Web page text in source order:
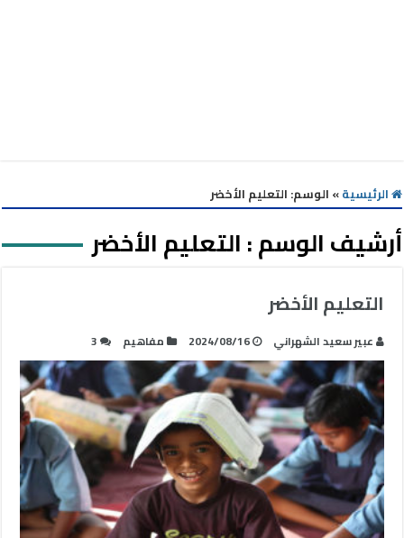
الرئيسية» الوسم: التعليم الأخضر
أرشيف الوسم :التعليم الأخضر
التعليم الأخضر
عبير سعيد الشهراني 2024/08/16 مفاهيم 3